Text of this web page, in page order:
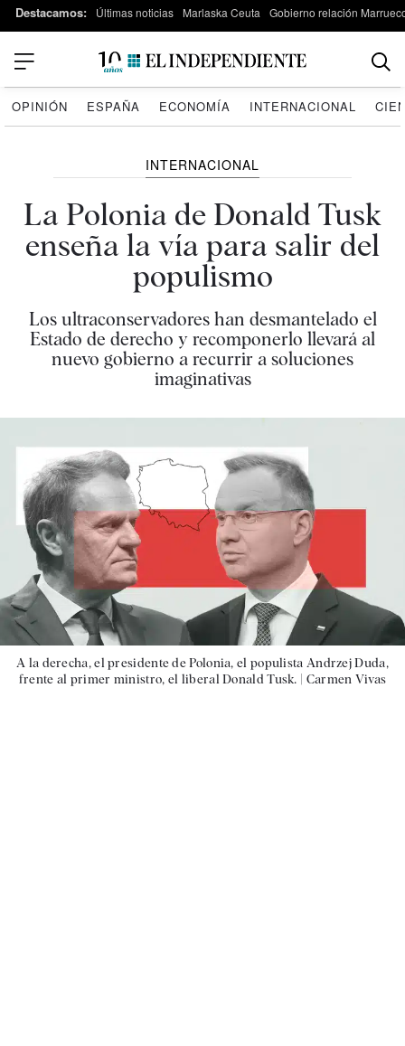
Destacamos: Últimas noticias Marlaska Ceuta Gobierno relación
OPINIÓN ESPAÑA ECONOMÍA INTERNACIONAL
INTERNACIONAL
La Polonia de Donald Tusk
enseña la vía para salir del
populismo
Los ultraconservadores han desmantelado el
Estado de derecho y recomponerlo llevará al
nuevo gobierno a recurrir a soluciones
imaginativas
A la derecha, el presidente de Polonia, el populista Andrzej Duda,
frente al primer ministro, el liberal Donald Tusk. | Carmen Vivas